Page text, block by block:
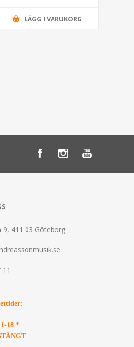
LÄGG I VARUKORG
9, 411 03 Göteborg
11
:
18 *